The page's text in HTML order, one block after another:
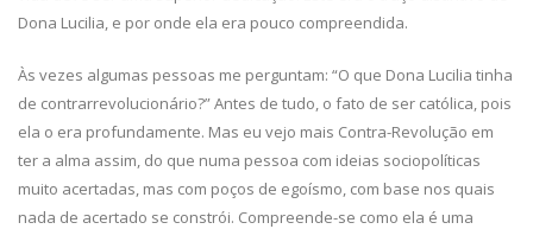
Dona Lucilia, e por onde ela era pouco compreendida.
Às vezes algumas pessoas me perguntam: “O que Dona Lucilia tinha
de contrarrevolucionário?” Antes de tudo, o fato de ser católica, pois
ela o era profundamente. Mas eu vejo mais Contra-Revolução em
ter a alma assim, do que numa pessoa com ideias sociopolíticas
muito acertadas, mas com poços de egoísmo, com base nos quais
nada de acertado se constrói. Compreende-se como ela é uma